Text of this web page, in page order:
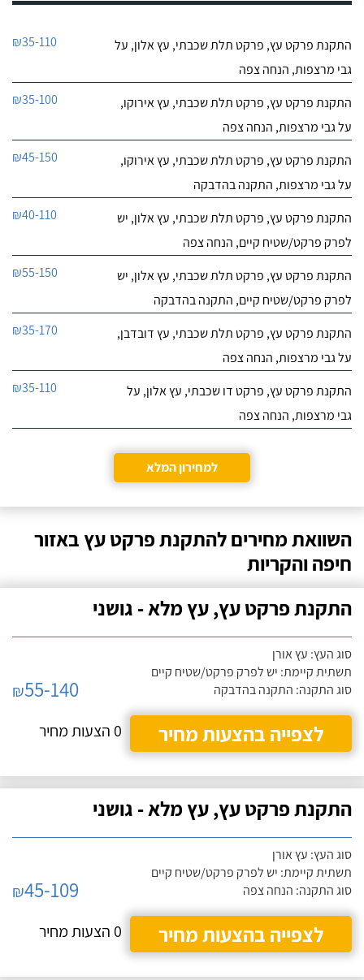
התקנת פרקט עץ, פרקט תלת שכבתי, עץ אלון, על
גבי מרצפות, הנחה צפה
₪35-110
התקנת פרקט עץ, פרקט תלת שכבתי, עץ אירוקו,
על גבי מרצפות, הנחה צפה
₪35-100
התקנת פרקט עץ, פרקט תלת שכבתי, עץ אירוקו,
על גבי מרצפות, התקנה בהדבקה
₪45-150
התקנת פרקט עץ, פרקט תלת שכבתי, עץ אלון, יש
לפרק פרקט/שטיח קיים, הנחה צפה
₪40-110
התקנת פרקט עץ, פרקט תלת שכבתי, עץ אלון, יש
לפרק פרקט/שטיח קיים, התקנה בהדבקה
₪55-150
התקנת פרקט עץ, פרקט תלת שכבתי, עץ דובדבן,
על גבי מרצפות, הנחה צפה
₪35-170
התקנת פרקט עץ, פרקט דו שכבתי, עץ אלון, על
גבי מרצפות, הנחה צפה
₪35-110
למחירון המלא
השוואת מחירים להתקנת פרקט עץ באזור
חיפה והקריות
התקנת פרקט עץ, עץ מלא - גושני
סוג העץ: עץ אורן
תשתית קיימת: יש לפרק פרקט/שטיח קיים
סוג התקנה: התקנה בהדבקה
₪55-140
לצפייה בהצעות מחיר
0 הצעות מחיר
התקנת פרקט עץ, עץ מלא - גושני
סוג העץ: עץ אורן
תשתית קיימת: יש לפרק פרקט/שטיח קיים
סוג התקנה: הנחה צפה
₪45-109
לצפייה בהצעות מחיר
0 הצעות מחיר